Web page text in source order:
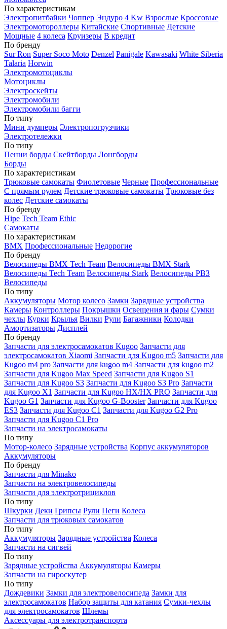
По характеристикам
Электропитбайки Чоппер Эндуро 4 Kw Взрослые Кроссовые
Электромотороллеры Китайские Спортивные Детские
Мощные 4 колеса Круизеры В кредит
По бренду
Sur Ron Super Soco Moto Denzel Panigale Kawasaki White Siberia
Talaria Horwin
Электромотоциклы
Мотоциклы
Электроскейты
Электромобили
Электромобили багги
По типу
Мини думперы Электропогрузчики
Электротележки
По типу
Пенни борды Скейтборды Лонгборды
Борды
По характеристикам
Трюковые самокаты Фиолетовые Черные Профессиональные
С прямым рулем Детские трюковые самокаты Трюковые без
колес Детские самокаты
По бренду
Hipe Tech Team Ethic
Самокаты
По характеристикам
BMX Профессиональные Недорогие
По бренду
Велосипеды BMX Tech Team Велосипеды BMX Stark
Велосипеды Tech Team Велосипеды Stark Велосипеды РВЗ
Велосипеды
По типу
Аккумуляторы Мотор колесо Замки Зарядные устройства
Камеры Контроллеры Покрышки Освещения и фары Сумки
чехлы Курки Крылья Вилки Рули Багажники Колодки
Амортизаторы Дисплей
По бренду
Запчасти для электросамокатов Kugoo Запчасти для
электросамокатов Xiaomi Запчасти для Kugoo m5 Запчасти для
Кugoo m4 pro Запчасти для kugoo m4 Запчасти для kugoo m2
Запчасти для Kugoo Max Speed Запчасти для Kugoo S1
Запчасти для Kugoo S3 Запчасти для Kugoo S3 Pro Запчасти
для Kugoo X1 Запчасти для Kugoo HX/HX PRO Запчасти для
Kugoo G1 Запчасти для Kugoo G-Booster Запчасти для Kugoo
ES3 Запчасти для Kugoo C1 Запчасти для Kugoo G2 Pro
Запчасти для Kugoo C1 Pro
Запчасти на электросамокаты
По типу
Мотор-колесо Зарядные устройства Корпус аккумуляторов
Аккумуляторы
По бренду
Запчасти для Minako
Запчасти на электровелосипеды
Запчасти для электротрициклов
По типу
Шкурки Деки Грипсы Рули Пеги Колеса
Запчасти для трюковых самокатов
По типу
Аккумуляторы Зарядные устройства Колеса
Запчасти на сигвей
По типу
Зарядные устройства Аккумуляторы Камеры
Запчасти на гироскутер
По типу
Дождевики Замки для электровелосипеда Замки для
электросамокатов Набор защиты для катания Сумки-чехлы
для электросамокатов Шлемы
Аксессуары для электротранспорта